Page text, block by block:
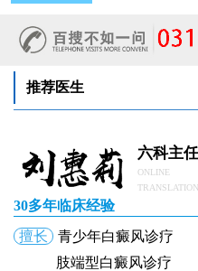
女性手指关
女性尾椎骨
女性肩膀后
女性膝盖后方
女生小腿迎
女性脸颊边
女生手腕外侧
女生后腰中
女性前臂
推荐医生
六科主
ONLINE
TRANSLATION
30多年临床经验
擅长
青少年白癜风诊疗
肢端型白癜风诊疗